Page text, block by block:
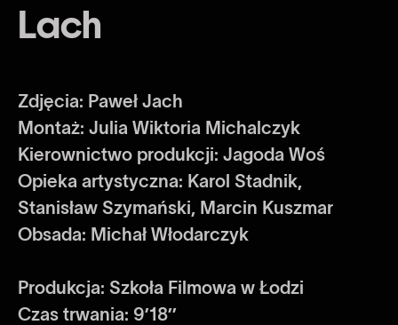
Lach
Zdjęcia: Paweł Jach
Montaż: Julia Wiktoria Michalczyk
Kierownictwo produkcji: Jagoda Woś
Opieka artystyczna: Karol Stadnik,
Stanisław Szymański, Marcin Kuszmar
Obsada: Michał Włodarczyk
Produkcja: Szkoła Filmowa w Łodzi
Czas trwania: 9’18’’